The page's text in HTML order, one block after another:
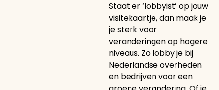
Staat er ‘lobbyist’ op jouw
visitekaartje, dan maak je
je sterk voor
veranderingen op hogere
niveaus. Zo lobby je bij
Nederlandse overheden
en bedrijven voor een